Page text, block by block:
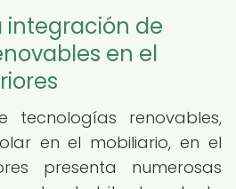
integración de
en el
tecnologías renovables,
en el mobiliario, en el
presenta numerosas